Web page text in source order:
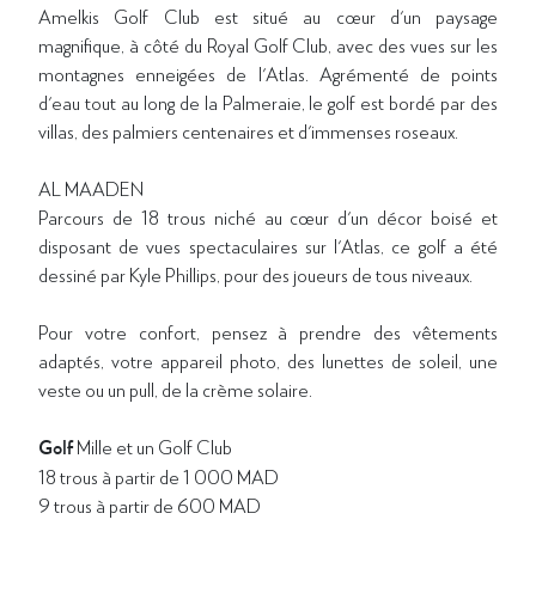
Amelkis Golf Club est situé au cœur d'un paysage
magnifique, à côté du Royal Golf Club, avec des vues sur les
montagnes enneigées de l'Atlas. Agrémenté de points
d'eau tout au long de la Palmeraie, le golf est bordé par des
villas, des palmiers centenaires et d'immenses roseaux.
AL MAADEN
Parcours de 18 trous niché au cœur d'un décor boisé et
disposant de vues spectaculaires sur l'Atlas, ce golf a été
dessiné par Kyle Phillips, pour des joueurs de tous niveaux.
Pour votre confort, pensez à prendre des vêtements
adaptés, votre appareil photo, des lunettes de soleil, une
veste ou un pull, de la crème solaire.
GolfMille et un Golf Club
18 trous à partir de 1 000 MAD
9 trous à partir de 600 MAD